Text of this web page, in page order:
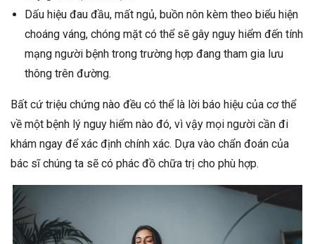
Dấu hiệu đau đầu, mất ngủ, buồn nôn kèm theo biểu hiện
choáng váng, chóng mặt có thể sẽ gây nguy hiểm đến tính
mạng người bệnh trong trường hợp đang tham gia lưu
thông trên đường.
Bất cứ triệu chứng nào đều có thể là lời báo hiệu của cơ thể
về một bệnh lý nguy hiểm nào đó, vì vậy mọi người cần đi
khám ngay để xác định chính xác. Dựa vào chẩn đoán của
bác sĩ chúng ta sẽ có phác đồ chữa trị cho phù hợp.